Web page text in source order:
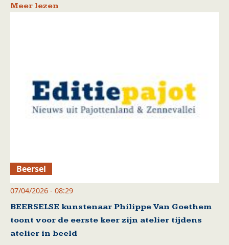
Meer lezen
Beersel
07/04/2026 - 08:29
BEERSELSE kunstenaar Philippe Van Goethem
toont voor de eerste keer zijn atelier tijdens
atelier in beeld